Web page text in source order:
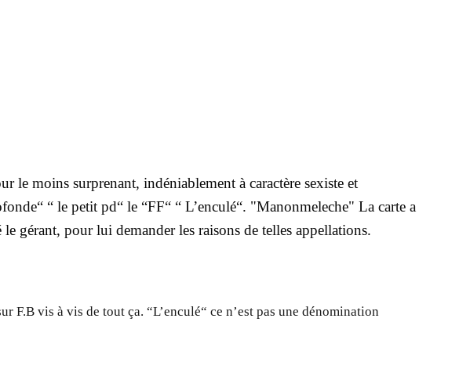
le moins surprenant, indéniablement à caractère sexiste et
“ le petit pd“ le “FF“ “ L’enculé“. "Manonmeleche" La carte a
gérant, pour lui demander les raisons de telles appellations.
F.B vis à vis de tout ça. “L’enculé“ ce n’est pas une dénomination